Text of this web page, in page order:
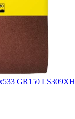
GR150 LS309XH